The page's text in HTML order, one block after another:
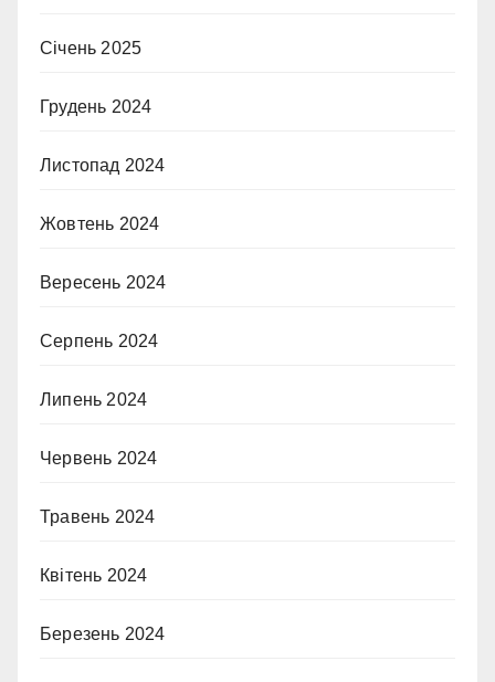
Січень 2025
Грудень 2024
Листопад 2024
Жовтень 2024
Вересень 2024
Серпень 2024
Липень 2024
Червень 2024
Травень 2024
Квітень 2024
Березень 2024